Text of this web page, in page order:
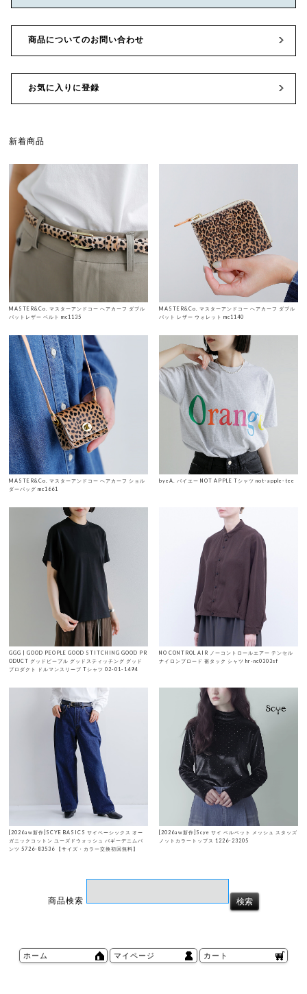
商品についてのお問い合わせ
お気に入りに登録
新着商品
MASTER&Co. マスターアンドコー ヘアカーフ ダブル
バットレザー ベルト mc1135
MASTER&Co. マスターアンドコー ヘアカーフ ダブル
バット レザー ウォレット mc1140
MASTER&Co. マスターアンドコー ヘアカーフ ショル
ダーバッグ mc1661
byeA. バイエー NOT APPLE Tシャツ not-apple-tee
GGG | GOOD PEOPLE GOOD STITCHING GOOD PR
ODUCT グッドピープル グッドスティッチング グッド
プロダクト ドルマンスリーブ Tシャツ 02-01-1494
NO CONTROL AIR ノーコントロールエアー テンセル
ナイロンブロード 裾タック シャツ hr-nc0303sf
[2026aw新作]SCYE BASICS サイベーシックス オー
ガニックコットン ユーズドウォッシュ バギーデニムパ
ンツ 5726-83536 【サイズ・カラー交換初回無料】
[2026aw新作]Scye サイ ベルベット メッシュ スタッズ
ノットカラートップス 1226-23205
商品検索
ホーム マイページ カート